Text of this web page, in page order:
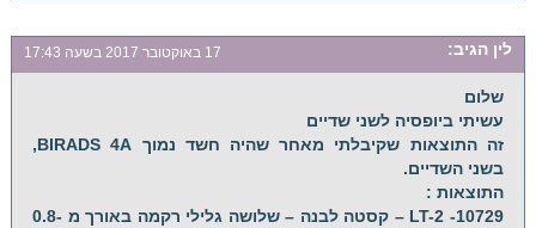
לין הגיב: 17 באוקטובר 2017 בשעה 17:43
שלום
עשיתי ביופסיה לשני שדיים
זה התוצאות שקיבלתי מאחר שהיה חשד נמוך BIRADS 4A,
בשני השדיים.
התוצאות :
10729- LT-2 – קסטה לבנה – שלושה גלילי רקמה באורך מ 0.8-